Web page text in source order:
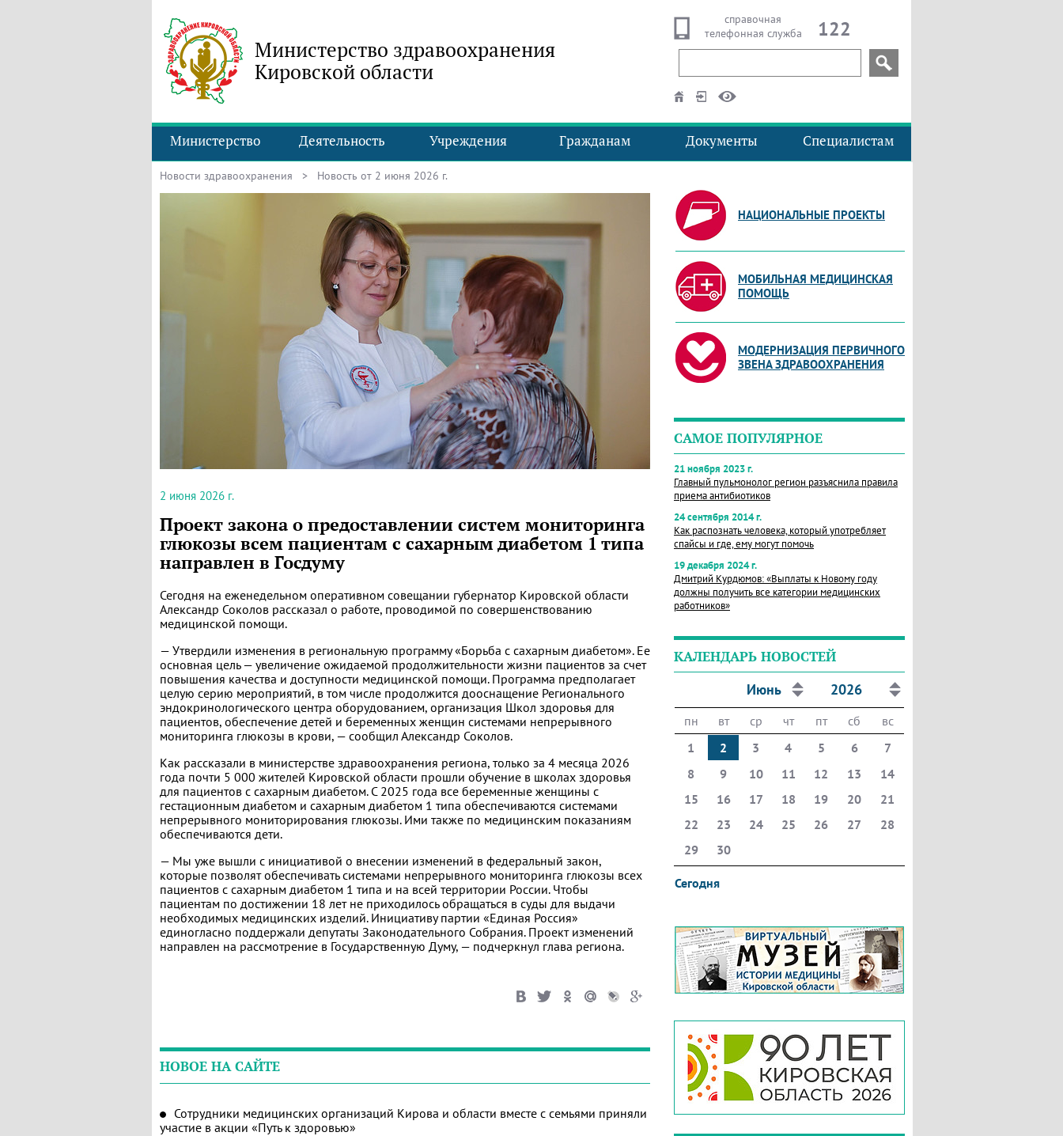
Министерство здравоохранения
Кировской области
справочная
телефонная служба
122
Министерство Деятельность Учреждения Гражданам Документы Специалистам
Новости здравоохранения > Новость от 2 июня 2026 г.
2 июня 2026 г.
Проект закона о предоставлении систем мониторинга
глюкозы всем пациентам с сахарным диабетом 1 типа
направлен в Госдуму
Сегодня на еженедельном оперативном совещании губернатор Кировской области
Александр Соколов рассказал о работе, проводимой по совершенствованию
медицинской помощи.
— Утвердили изменения в региональную программу «Борьба с сахарным диабетом». Ее
основная цель — увеличение ожидаемой продолжительности жизни пациентов за счет
повышения качества и доступности медицинской помощи. Программа предполагает
целую серию мероприятий, в том числе продолжится дооснащение Регионального
эндокринологического центра оборудованием, организация Школ здоровья для
пациентов, обеспечение детей и беременных женщин системами непрерывного
мониторинга глюкозы в крови, — сообщил Александр Соколов.
Как рассказали в министерстве здравоохранения региона, только за 4 месяца 2026
года почти 5 000 жителей Кировской области прошли обучение в школах здоровья
для пациентов с сахарным диабетом. С 2025 года все беременные женщины с
гестационным диабетом и сахарным диабетом 1 типа обеспечиваются системами
непрерывного мониторирования глюкозы. Ими также по медицинским показаниям
обеспечиваются дети.
— Мы уже вышли с инициативой о внесении изменений в федеральный закон,
которые позволят обеспечивать системами непрерывного мониторинга глюкозы всех
пациентов с сахарным диабетом 1 типа и на всей территории России. Чтобы
пациентам по достижении 18 лет не приходилось обращаться в суды для выдачи
необходимых медицинских изделий. Инициативу партии «Единая Россия»
единогласно поддержали депутаты Законодательного Собрания. Проект изменений
направлен на рассмотрение в Государственную Думу, — подчеркнул глава региона.
НОВОЕ НА САЙТЕ
Сотрудники медицинских организаций Кирова и области вместе с семьями приняли
участие в акции «Путь к здоровью»
НАЦИОНАЛЬНЫЕ ПРОЕКТЫ
МОБИЛЬНАЯ МЕДИЦИНСКАЯ
ПОМОЩЬ
МОДЕРНИЗАЦИЯ ПЕРВИЧНОГО
ЗВЕНА ЗДРАВООХРАНЕНИЯ
САМОЕ ПОПУЛЯРНОЕ
21 ноября 2023 г.
Главный пульмонолог регион разъяснила правила
приема антибиотиков
24 сентября 2014 г.
Как распознать человека, который употребляет
спайсы и где, ему могут помочь
19 декабря 2024 г.
Дмитрий Курдюмов: «Выплаты к Новому году
должны получить все категории медицинских
работников»
КАЛЕНДАРЬ НОВОСТЕЙ
Июнь 2026
пн вт ср чт пт сб
вс
1
2 3 4 5 6
7
8
9 10 11 12 13
14
15
16 17 18 19 20
21
22
23 24 25 26 27
28
29
30
Сегодня